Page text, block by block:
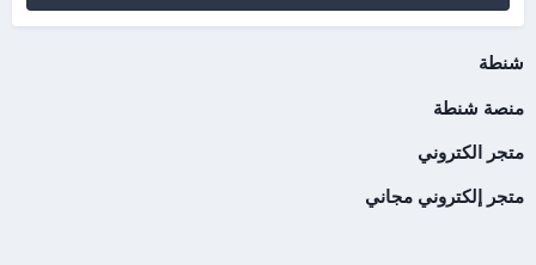
شنطة
منصة شنطة
متجر الكتروني
متجر إلكتروني مجاني